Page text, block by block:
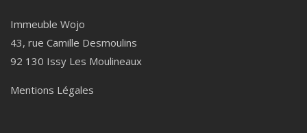
Immeuble Wojo
43, rue Camille Desmoulins
92 130 Issy Les Moulineaux
Mentions Légales